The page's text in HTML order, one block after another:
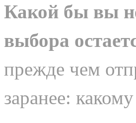
Какой бы вы
выбора
прежде чем
заранее: